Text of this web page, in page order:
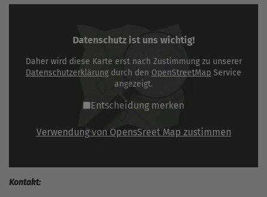
Datenschutz ist uns wichtig!
Daher wird diese Karte erst nach Zustimmung zu unserer
Datenschutzerklärung durch den OpenStreetMap Service
angezeigt.
Entscheidung merken
Verwendung von OpensSreet Map zustimmen
Kontakt: